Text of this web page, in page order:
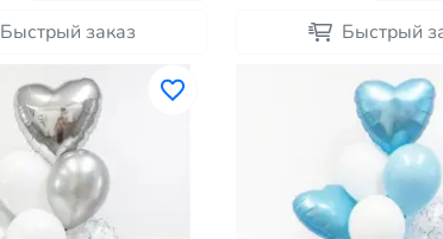
Быстрый заказ Быстрый